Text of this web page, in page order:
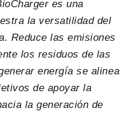
es una
la versatilidad del
Reduce las emisiones
los residuos de las
energía se alinea
de apoyar la
la generación de